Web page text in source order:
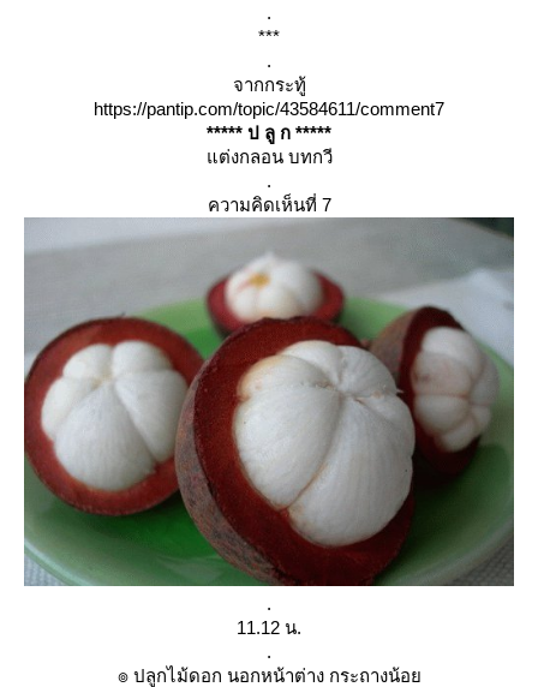
.
***
.
จากกระทู้
https://pantip.com/topic/43584611/comment7
***** ป ลู ก *****
ต่งกลอน บทกวี
.
ความคิดเห็นที่ 7
.
11.12 น.
.
๏ ปลูกไม้ดอก นอกหน้าต่าง กระถางน้อ